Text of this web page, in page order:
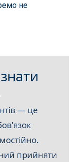
не
— це
прийняти